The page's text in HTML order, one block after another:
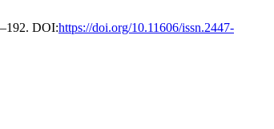
DOI:https://doi.org/10.11606/issn.2447-